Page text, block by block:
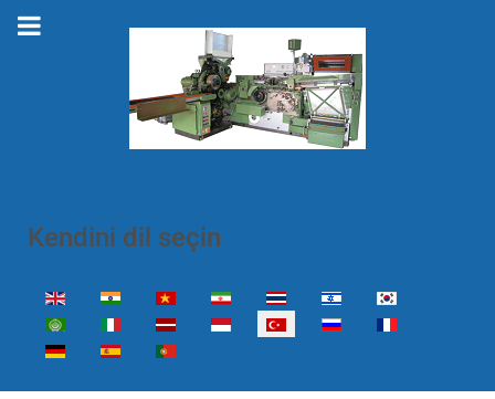
Kendini dil seçin
Dilinizi seçin